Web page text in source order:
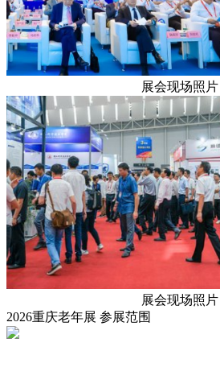
展会现场照片
展会现场照片
2026重庆老年展 参展范围